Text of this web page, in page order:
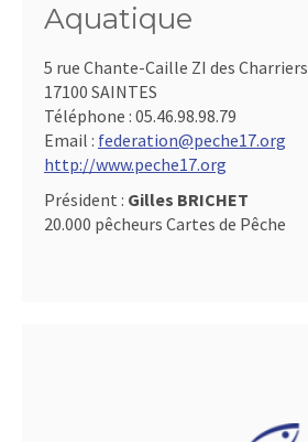
Aquatique
5 rue Chante-Caille ZI des Charriers
17100 SAINTES
Téléphone : 05.46.98.98.79
Email : federation@peche17.org
http://www.peche17.org
Président : Gilles BRICHET
20.000 pêcheurs Cartes de Pêche